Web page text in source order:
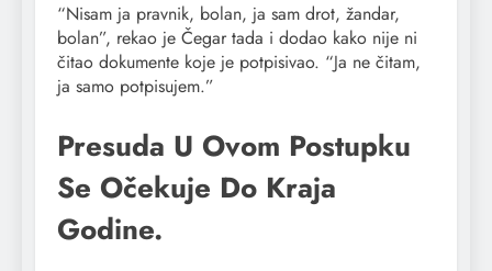
“Nisam ja pravnik, bolan, ja sam drot, žandar,
bolan”, rekao je Čegar tada i dodao kako nije ni
čitao dokumente koje je potpisivao. “Ja ne čitam,
ja samo potpisujem.”
Presuda U Ovom Postupku
Se Očekuje Do Kraja
Godine.